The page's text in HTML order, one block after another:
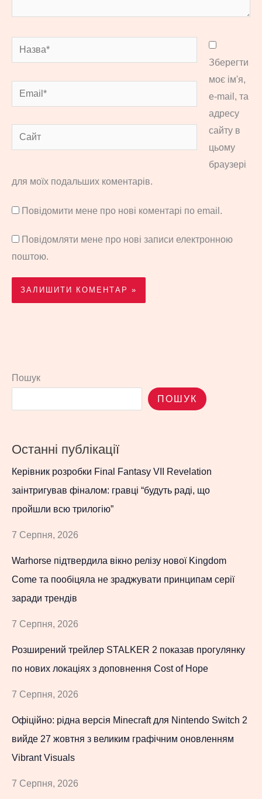
Назва*
Email*
Сайт
Зберегти
моє ім'я,
e-mail, та
адресу
сайту в
цьому
браузері
для моїх подальших коментарів.
Повідомити мене про нові коментарі по email.
Повідомляти мене про нові записи електронною
поштою.
Пошук
ПОШУК
Останні публікації
Керівник розробки Final Fantasy VII Revelation
заінтригував фіналом: гравці “будуть раді, що
пройшли всю трилогію”
7 Серпня, 2026
Warhorse підтвердила вікно релізу нової Kingdom
Come та пообіцяла не зраджувати принципам серії
заради трендів
7 Серпня, 2026
Розширений трейлер STALKER 2 показав прогулянку
по нових локаціях з доповнення Cost of Hope
7 Серпня, 2026
Офіційно: рідна версія Minecraft для Nintendo Switch 2
вийде 27 жовтня з великим графічним оновленням
Vibrant Visuals
7 Серпня, 2026